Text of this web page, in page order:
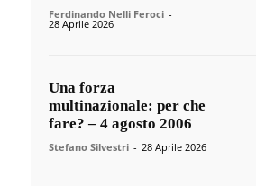
Ferdinando Nelli Feroci -
28 Aprile 2026
Una forza
multinazionale: per che
fare? – 4 agosto 2006
Stefano Silvestri - 28 Aprile 2026